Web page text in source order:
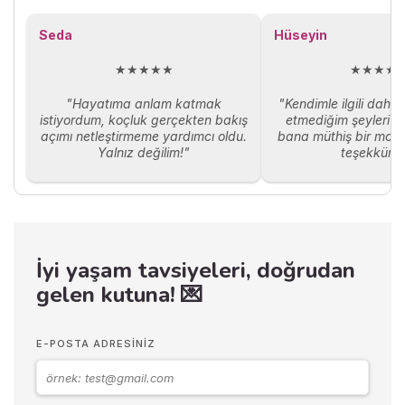
yazıda, megaloman kişilik
psikolojik kökenlerini ve bu
ele alacağız.
Seda
★★★★★
"Hayatıma anlam katmak
istiyordum, koçluk gerçekten bakış
açımı netleştirmeme yardımcı oldu.
Yalnız değilim!"
Hüseyin
"Kendimle ilgili daha
etmediğim şeyleri
bana müthiş bir
İyi yaşam tavsiyeleri, doğrudan
gelen kutuna! 💌
E-POSTA ADRESINIZ